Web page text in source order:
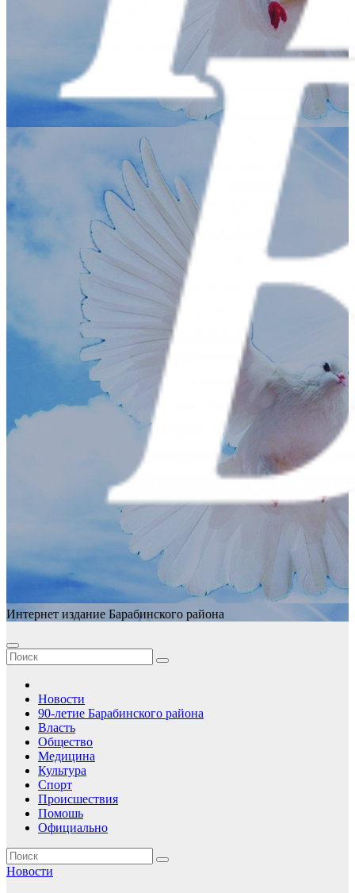
Интернет издание Барабинского района
Новости
90-летие Барабинского района
Власть
Общество
Медицина
Культура
Спорт
Происшествия
Помошь
Официально
Новости